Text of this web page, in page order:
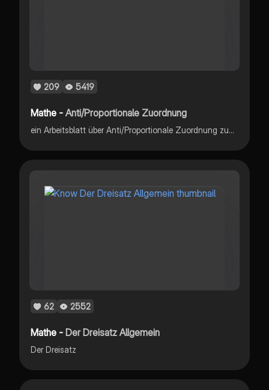
209 5419
Mathe -Anti/Proportionale Zuordnung
ein Arbeitsblatt über Anti/Proportionale Zuordnung zum lernen am ende sind die Lösungen um es zu korrigieren
62 2552
Mathe -Der Dreisatz Allgemein
Der Dreisatz